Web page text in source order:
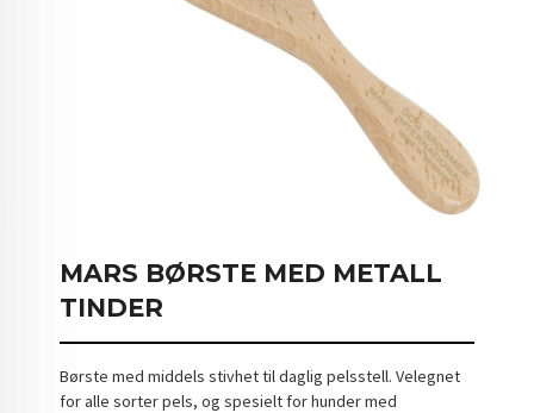
MARS BØRSTE MED METALL
TINDER
Børste med middels stivhet til daglig pelsstell. Velegnet
for alle sorter pels, og spesielt for hunder med